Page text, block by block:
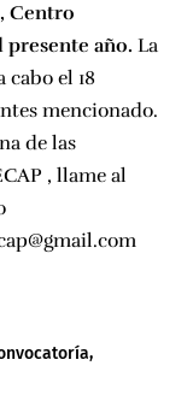
Centro
presente año. La
el 18
mencionado.
de las
, llame al